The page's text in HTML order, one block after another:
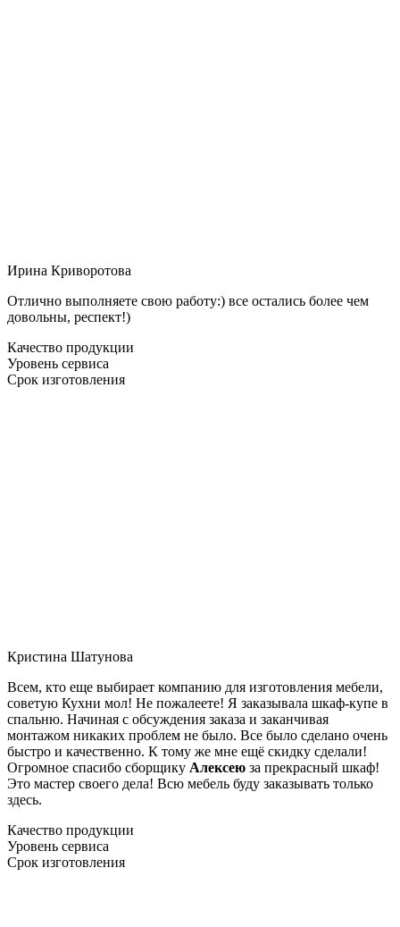
Ирина Криворотова
Отлично выполняете свою работу:) все остались более чем
довольны, респект!)
Качество продукции
Уровень сервиса
Срок изготовления
Кристина Шатунова
Всем, кто еще выбирает компанию для изготовления мебели,
советую Кухни мол! Не пожалеете! Я заказывала шкаф-купе в
спальню. Начиная с обсуждения заказа и заканчивая
монтажом никаких проблем не было. Все было сделано очень
быстро и качественно. К тому же мне ещё скидку сделали!
Огромное спасибо сборщику Алексею за прекрасный шкаф!
Это мастер своего дела! Всю мебель буду заказывать только
здесь.
Качество продукции
Уровень сервиса
Срок изготовления